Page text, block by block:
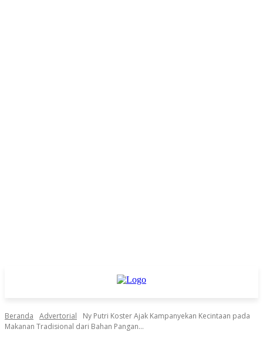
Beranda Advertorial
Ny Putri Koster Ajak Kampanyekan Kecintaan pada
Makanan Tradisional dari Bahan Pangan...